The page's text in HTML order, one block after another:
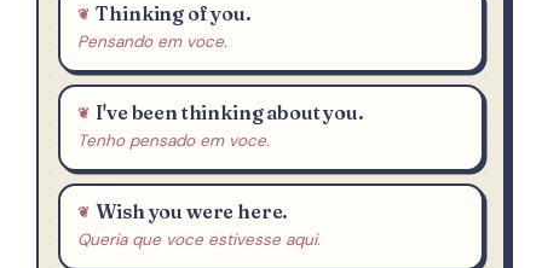
Thinking of you.
Pensando em voce.
I've been thinking about you.
Tenho pensado em voce.
Wish you were here.
Queria que voce estivesse aqui.